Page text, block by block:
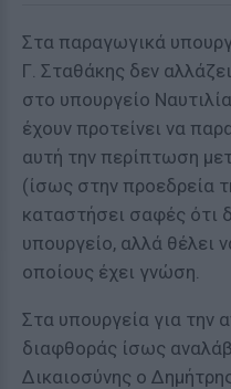
Στα παραγωγικά
Γ. Σταθάκης δεν
στο υπουργείο
έχουν προτείνει να
αυτή την περίπτωση
(ίσως στην προεδρεία
καταστήσει σαφές ότι
υπουργείο, αλλά θέλει
οποίους έχει γνώση.
Στα υπουργεία για την
διαφθοράς ίσως
Δικαιοσύνης ο